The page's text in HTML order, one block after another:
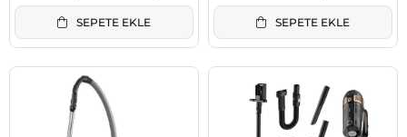
SEPETE EKLE SEPETE EKLE